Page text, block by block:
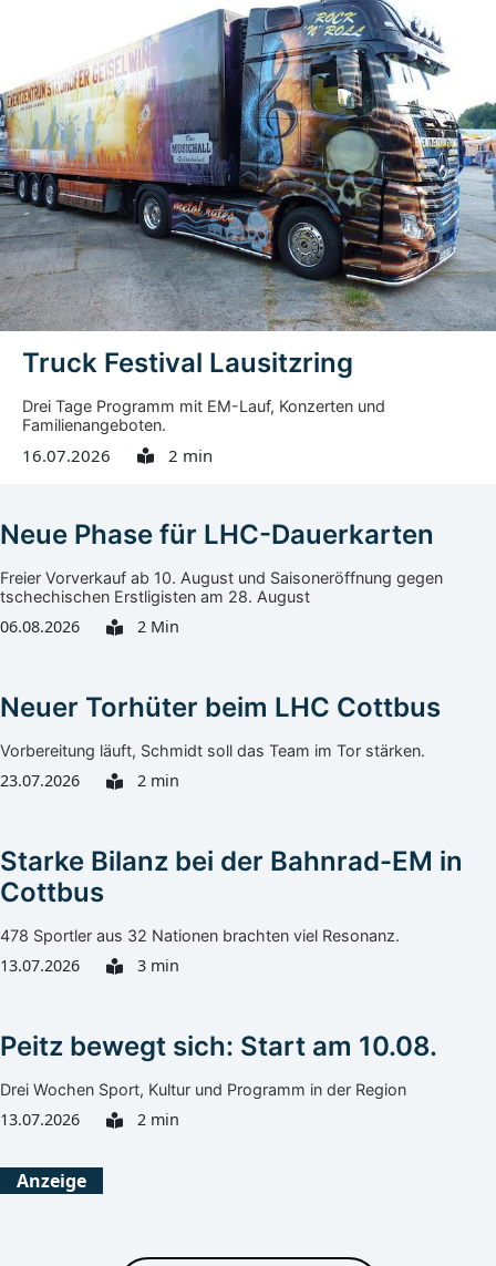
Gemeinsam mit Hildebrand Diehl, ebenfalls ehemaliger
Oberbürgermeister von Wiesbaden, sorgte er für das
Zustandekommen und die aktive Gestaltung der
städtepartnerschaftlichen Beziehungen zwischen
Wiesbaden und Görlitz . Am 11.12.1989 reiste Exner
erstmals nach Görlitz, um dringend benötigte
Medikamente ins Görlitzer Klinikum zu bringen. Vor Ort
wurde ihm nach Angaben der Stadt schnell klar, dass an
vielen Stellen Hilfe nötig war. Noch auf der Rückreise
kümmerte er sich um ein Soforthilfeprogramm mit
einem...
Truck Festival Lausitzring
Drei Tage Programm mit EM-Lauf, Konzerten und
Familienangeboten.
16.07.2026 2 min
Neue Phase für LHC-Dauerkarten
Freier Vorverkauf ab 10. August und Saisoneröffnung gegen
tschechischen Erstligisten am 28. August
06.08.2026 2 Min
Neuer Torhüter beim LHC Cottbus
Vorbereitung läuft, Schmidt soll das Team im Tor stärken.
23.07.2026 2 min
Starke Bilanz bei der Bahnrad-EM in
Cottbus
478 Sportler aus 32 Nationen brachten viel Resonanz.
13.07.2026 3 min
Peitz bewegt sich: Start am 10.08.
Drei Wochen Sport, Kultur und Programm in der Region
13.07.2026 2 min
Anzeige